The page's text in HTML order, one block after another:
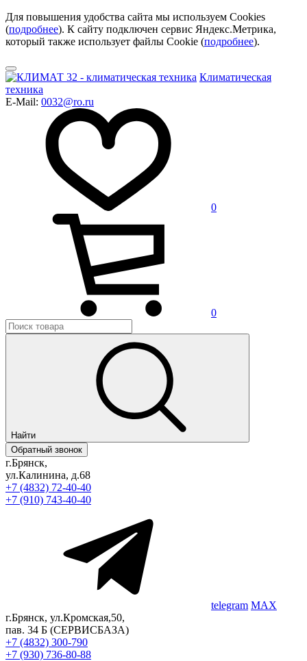
Для повышения удобства сайта мы используем Cookies
(подробнее). К сайту подключен сервис Яндекс.Метрика,
который также использует файлы Cookie (подробнее).
Климатическая
техника
E-Mail: 0032@ro.ru
0
0
Найти
Обратный звонок
г.Брянск,
ул.Калинина, д.68
+7 (4832) 72-40-40
+7 (910) 743-40-40
telegram MAX
г.Брянск, ул.Кромская,50,
пав. 34 Б (СЕРВИСБАЗА)
+7 (4832) 300-790
+7 (930) 736-80-88